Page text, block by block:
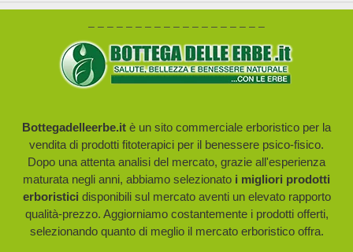
– – – – – – – – – – – – – – – – – – –
Bottegadelleerbe.it è un sito commerciale erboristico per la
vendita di prodotti fitoterapici per il benessere psico-fisico.
Dopo una attenta analisi del mercato, grazie all'esperienza
maturata negli anni, abbiamo selezionato i migliori prodotti
erboristici disponibili sul mercato aventi un elevato rapporto
qualità-prezzo. Aggiorniamo costantemente i prodotti offerti,
selezionando quanto di meglio il mercato erboristico offra.